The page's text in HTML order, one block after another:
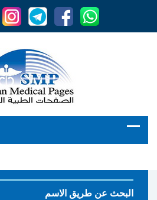
البحث عن طريق الاسم